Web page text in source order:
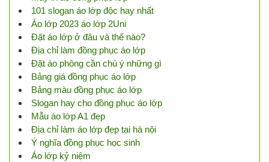
101 slogan áo lớp độc hay nhất
Áo lớp 2023 áo lớp 2Uni
Đặt áo lớp ở đâu và thế nào?
Địa chỉ làm đồng phục áo lớp
Đặt áo phông cần chú ý những gì
Bảng giá đồng phục áo lớp
Bảng màu đồng phục áo lớp
Slogan hay cho đồng phục áo lớp
Mẫu áo lớp A1 đẹp
Địa chỉ làm áo lớp đẹp tại hà nội
Ý nghĩa đồng phục học sinh
Áo lớp kỷ niệm